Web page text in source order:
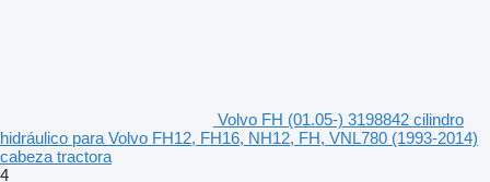
Volvo FH (01.05-) 3198842 cilindro
hidráulico para Volvo FH12, FH16, NH12, FH, VNL780 (1993-2014)
cabeza tractora
4